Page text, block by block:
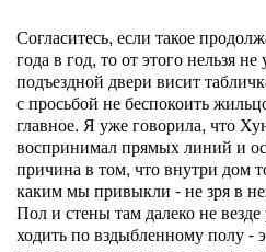
Согласитесь, если такое
года в год, то от этого нельзя
подъездной двери висит
с просьбой не беспокоить
главное. Я уже говорила, что
воспринимал прямых линий и
причина в том, что внутри дом
каким мы привыкли - не зря в
Пол и стены там далеко не
ходить по вздыбленному полу -